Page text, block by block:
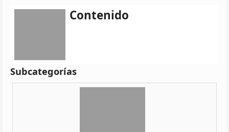
Contenido
Subcategorías